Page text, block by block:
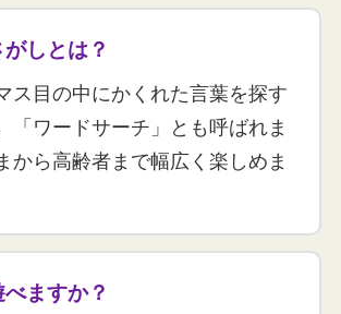
しとは？
ス目の中にかくれた言葉を探す
「ワードサーチ」とも呼ばれま
から高齢者まで幅広く楽しめま
ますか？